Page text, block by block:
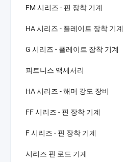
FM 시리즈 - 핀 장착 기계
HA 시리즈 - 플레이트 장착 기계
G 시리즈 - 플레이트 장착 기계
피트니스 액세서리
HA 시리즈 - 해머 강도 장비
FF 시리즈 - 핀 장착 기계
F 시리즈 - 핀 장착 기계
시리즈 핀 로드 기계